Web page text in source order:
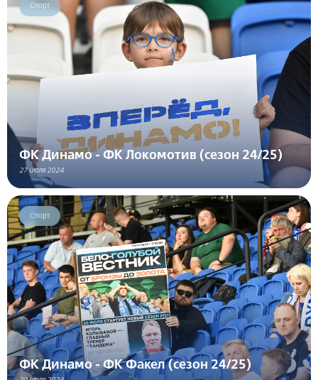
Спорт
ФК Динамо - ФК Локомотив (сезон 24/25)
27 июля 2024
Спорт
ФК Динамо - ФК Факел (сезон 24/25)